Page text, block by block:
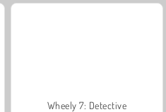
Wheely 7: Detective